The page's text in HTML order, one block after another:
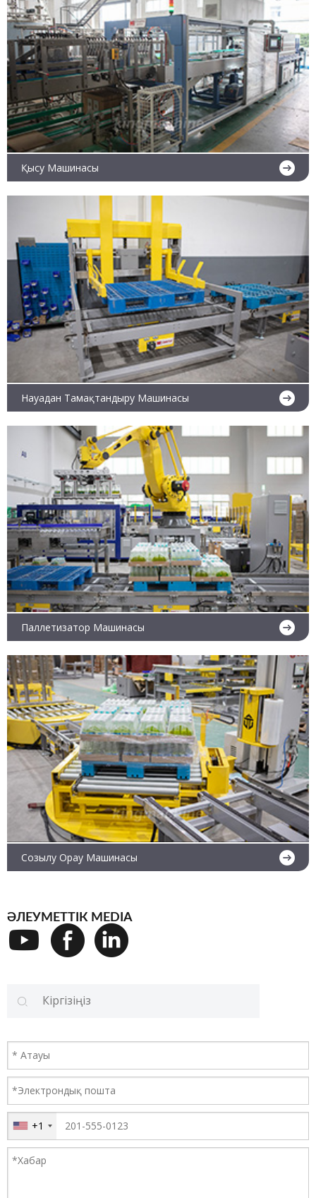
Ары қарай оқу
Ары қарай оқу
Қысу Машинасы
Ары қарай оқу
Науадан Тамақтандыру Машинасы
Ары қарай оқу
Паллетизатор Машинасы
Ары қарай оқу
Созылу Орау Машинасы
ӘЛЕУМЕТТІК MEDIA
+1